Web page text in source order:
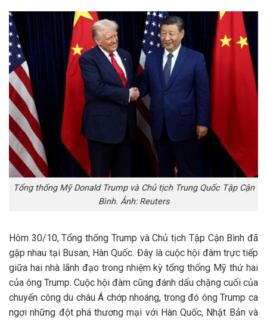
Tổng thống Mỹ Donald Trump và Chủ tịch Trung Quốc Tập Cận
Bình. Ảnh: Reuters
Hôm 30/10, Tổng thống Trump và Chủ tịch Tập Cận Bình đã
gặp nhau tại Busan, Hàn Quốc. Đây là cuộc hội đàm trực tiếp
giữa hai nhà lãnh đạo trong nhiệm kỳ tổng thống Mỹ thứ hai
của ông Trump. Cuộc hội đàm cũng đánh dấu chặng cuối của
chuyến công du châu Á chớp nhoáng, trong đó ông Trump ca
ngợi những đột phá thương mại với Hàn Quốc, Nhật Bản và